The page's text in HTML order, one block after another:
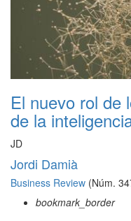
El nuevo rol de
de la
JD
Jordi Damià
Business Review (Núm.
bookmark_border